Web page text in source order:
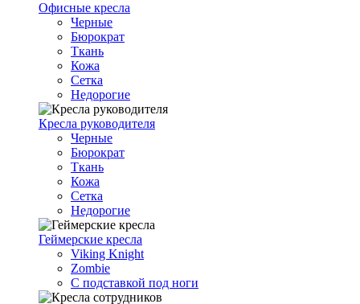
Офисные кресла
Черные
Бюрократ
Ткань
Кожа
Сетка
Недорогие
Кресла руководителя
Черные
Бюрократ
Ткань
Кожа
Сетка
Недорогие
Геймерские кресла
Viking Knight
Zombie
С подставкой под ноги